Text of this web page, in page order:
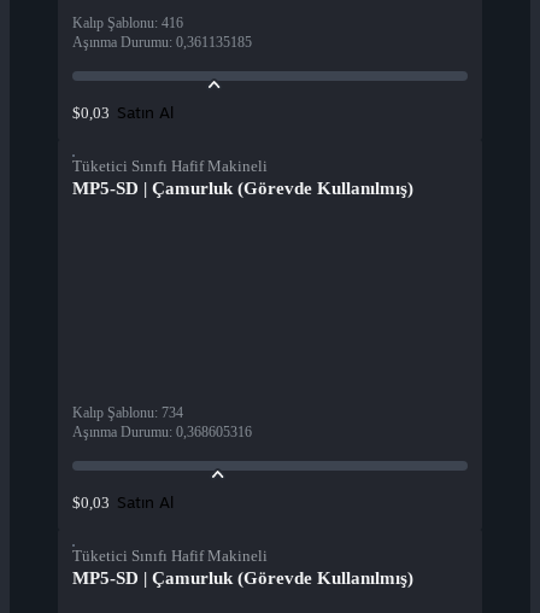
Kalıp Şablonu: 416
Aşınma Durumu: 0,361135185
$0,03 Satın Al
Tüketici Sınıfı Hafif Makineli
MP5-SD | Çamurluk (Görevde Kullanılmış)
Kalıp Şablonu: 734
Aşınma Durumu: 0,368605316
$0,03 Satın Al
Tüketici Sınıfı Hafif Makineli
MP5-SD | Çamurluk (Görevde Kullanılmış)